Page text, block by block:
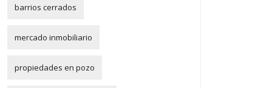
barrios cerrados
mercado inmobiliario
propiedades en pozo